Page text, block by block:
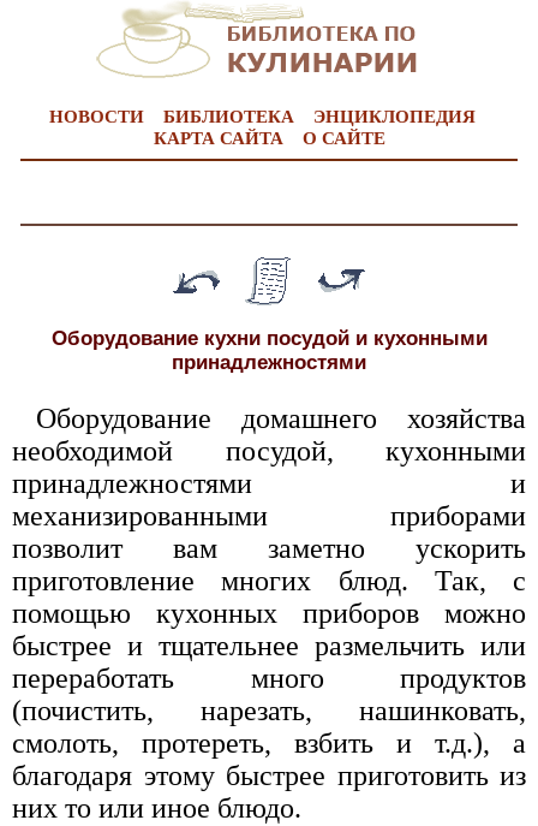
НОВОСТИ БИБЛИОТЕКА
ЭНЦИКЛОПЕДИЯ
КАРТА САЙТА
О САЙТЕ
Оборудование кухни посудой и кухонными
принадлежностями
Оборудование домашнего хозяйства
необходимой посудой, кухонными
принадлежностями и
механизированными приборами
позволит вам заметно ускорить
приготовление многих блюд. Так, с
помощью кухонных приборов можно
быстрее и тщательнее размельчить или
переработать много продуктов
(почистить, нарезать, нашинковать,
смолоть, протереть, взбить и т.д.), а
благодаря этому быстрее приготовить из
них то или иное блюдо.